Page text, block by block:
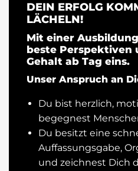
DEIN ERFOLG
LÄCHELN!
Mit einer
beste Perspektiven
Gehalt ab Tag eins.
Unser Anspruch an
Du bist herzlich,
begegnest
Du besitzt eine
Auffassungsgabe,
und zeichnest Dich